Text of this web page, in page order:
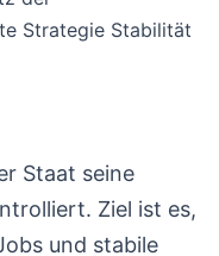
Strategie Stabilität
Staat seine
Ziel ist es,
und stabile